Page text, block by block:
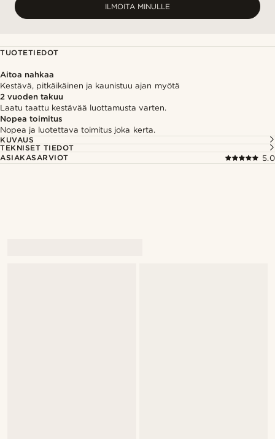
ILMOITA MINULLE
TUOTETIEDOT
Aitoa nahkaa
Kestävä, pitkäikäinen ja kaunistuu ajan myötä
2 vuoden takuu
Laatu taattu kestävää luottamusta varten.
Nopea toimitus
Nopea ja luotettava toimitus joka kerta.
KUVAUS
TEKNISET TIEDOT
ASIAKASARVIOT
5.0